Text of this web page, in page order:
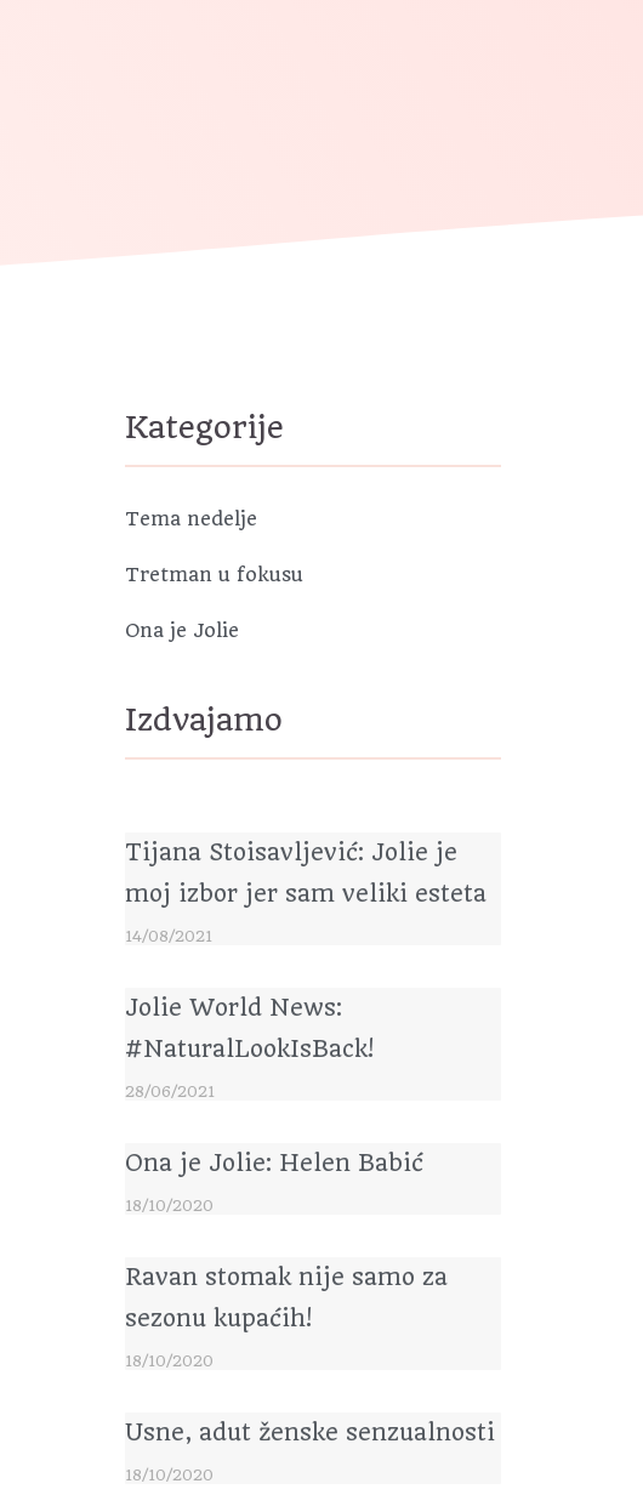
Kategorije
Tema nedelje
Tretman u fokusu
Ona je Jolie
Izdvajamo
Tijana Stoisavljević: Jolie je
moj izbor jer sam veliki esteta
14/08/2021
Jolie World News:
#NaturalLookIsBack!
28/06/2021
Ona je Jolie: Helen Babić
18/10/2020
Ravan stomak nije samo za
sezonu kupaćih!
18/10/2020
Usne, adut ženske senzualnosti
18/10/2020